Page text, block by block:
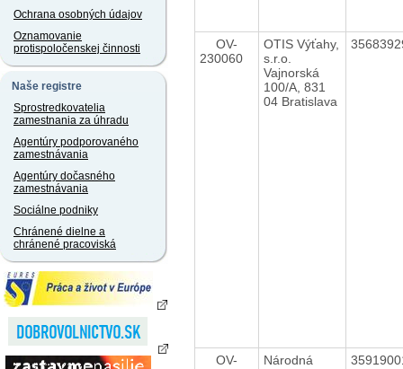
Ochrana osobných údajov
Oznamovanie
protispoločenskej činnosti
Naše registre
Sprostredkovatelia
zamestnania za úhradu
Agentúry podporovaného
zamestnávania
Agentúry dočasného
zamestnávania
Sociálne podniky
Chránené dielne a
chránené pracoviská
OV-
230060
OTIS Výťahy,
s.r.o.
Vajnorská
100/A, 831
04 Bratislava
OV-
Národná